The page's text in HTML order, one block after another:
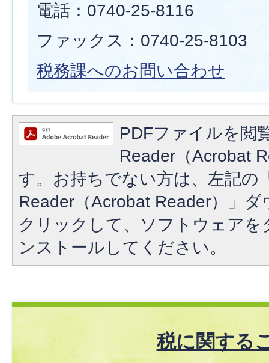
電話：0740-25-8116
ファックス：0740-25-8103
税務課へのお問い合わせ
PDFファイルを閲
Reader（Acrobat
す。お持ちでない方は、左記の
Reader（Acrobat Reader）」
クリックして、ソフトウェア
ンストールしてください。
税に関する